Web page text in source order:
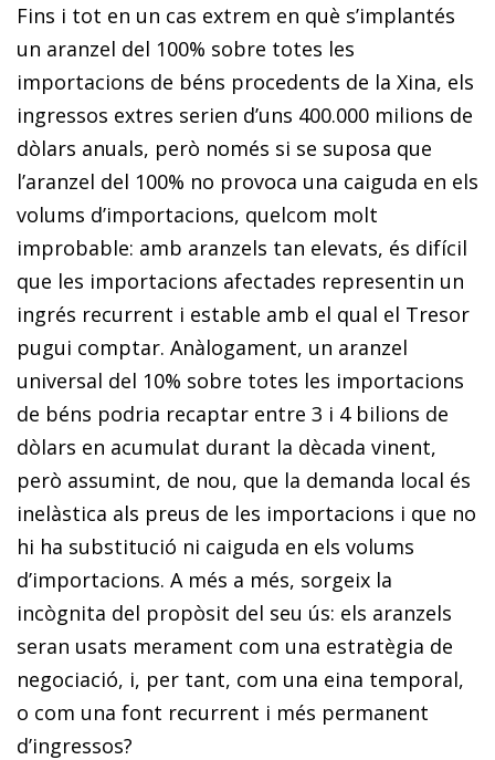
Fins i tot en un cas extrem en què s’implantés
un aranzel del 100% sobre totes les
importacions de béns procedents de la Xina, els
ingressos extres serien d’uns 400.000 milions de
dòlars anuals, però només si se suposa que
l’aranzel del 100% no provoca una caiguda en els
volums d’importa­­cions, quelcom molt
improbable: amb aranzels tan elevats, és difícil
que les importacions afectades representin un
ingrés recurrent i estable amb el qual el Tresor
pugui comptar. Anàlogament, un aranzel
universal del 10% sobre totes les importacions
de béns podria recaptar entre 3 i 4 bilions de
dòlars en acumulat durant la dècada vinent,
però assumint, de nou, que la demanda local és
inelàstica als preus de les importacions i que no
hi ha substitució ni caiguda en els volums
d’importacions. A més a més, sorgeix la
incògnita del propòsit del seu ús: els aranzels
seran usats merament com una estratègia de
negociació, i, per tant, com una eina temporal,
o com una font recurrent i més permanent
d’ingressos?